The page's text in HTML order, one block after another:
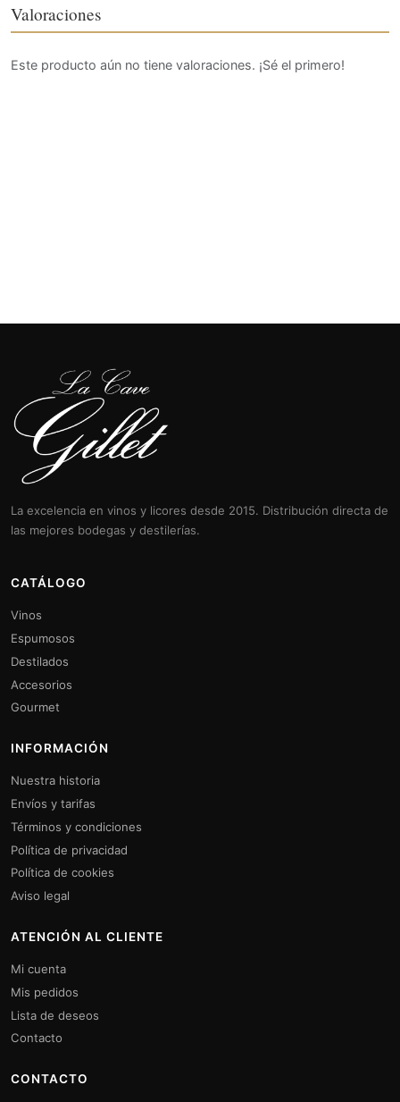
Valoraciones
Este producto aún no tiene valoraciones. ¡Sé el primero!
La excelencia en vinos y licores desde 2015. Distribución directa de
las mejores bodegas y destilerías.
CATÁLOGO
Vinos
Espumosos
Destilados
Accesorios
Gourmet
INFORMACIÓN
Nuestra historia
Envíos y tarifas
Términos y condiciones
Política de privacidad
Política de cookies
Aviso legal
ATENCIÓN AL CLIENTE
Mi cuenta
Mis pedidos
Lista de deseos
Contacto
CONTACTO